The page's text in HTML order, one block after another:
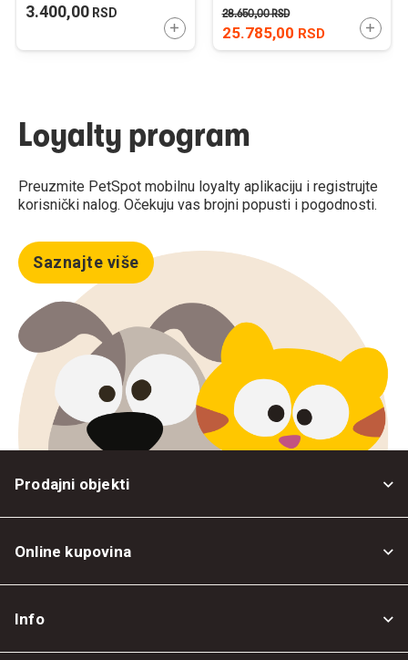
3.400,00 RSD
DODAJTE U KORPU
25.785,00 RSD
28.650,00RSD
Loyalty program
Preuzmite PetSpot mobilnu loyalty aplikaciju i registrujte
korisnički nalog. Očekuju vas brojni popusti i pogodnosti.
Saznajte više
Prodajni objekti
Online kupovina
Info